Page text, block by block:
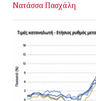
Νατάσσα Πασχάλη